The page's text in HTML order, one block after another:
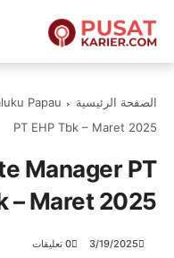
الصفحة الرئيسية Papau
PT EHP Tbk – Maret 2025
Manager PT
– Maret 2025
3/19/2025 0 تعليقات